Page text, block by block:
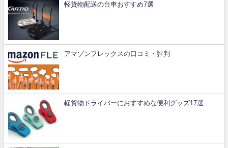
軽貨物配送の台車おすすめ7選
アマゾンフレックスの口コミ・評判
軽貨物ドライバーにおすすめな便利グッズ17選